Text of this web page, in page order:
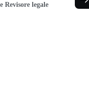
Revisore legale